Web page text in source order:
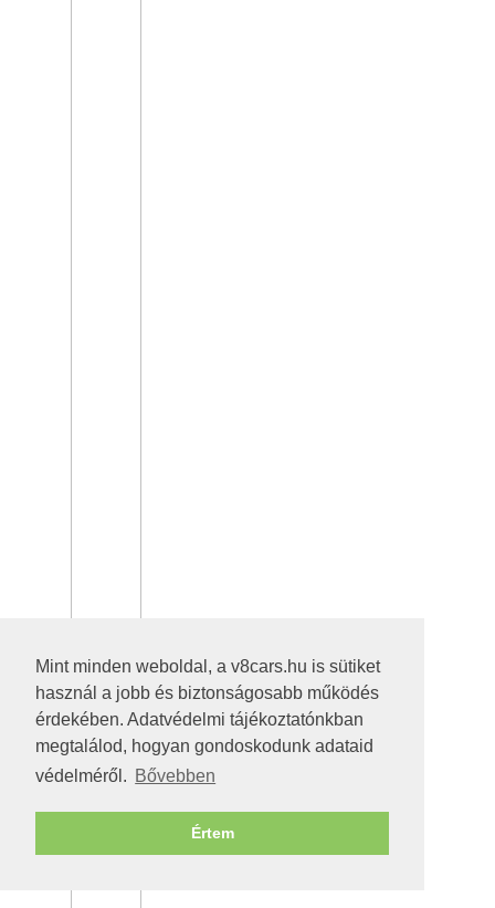
Mint minden weboldal, a v8cars.hu is sütiket
használ a jobb és biztonságosabb működés
érdekében. Adatvédelmi tájékoztatónkban
megtalálod, hogyan gondoskodunk adataid
védelméről. Bővebben
Értem